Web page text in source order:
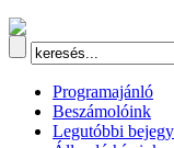
Programajánló
Beszámolóink
Legutóbbi